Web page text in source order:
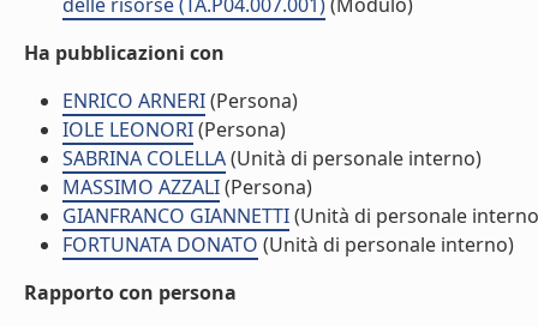
Ha pubblicazioni con
ENRICO ARNERI(Persona)
IOLE LEONORI(Persona)
SABRINA COLELLA(Unità di personale interno)
MASSIMO AZZALI(Persona)
GIANFRANCO GIANNETTI(Unità di personale
FORTUNATA DONATO (Unità di personale interno)
Rapporto con persona